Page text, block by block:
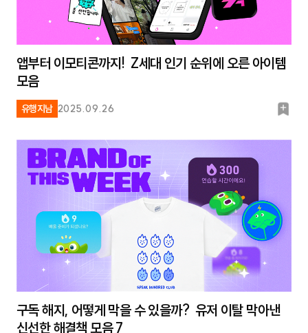
앱부터 이모티콘까지! Z세대 인기 순위에 오른 아이템
모음
유행지남 2025.09.26
북
구독 해지, 어떻게 막을 수 있을까? 유저 이탈 막아낸
신선한 해결책 모음 7